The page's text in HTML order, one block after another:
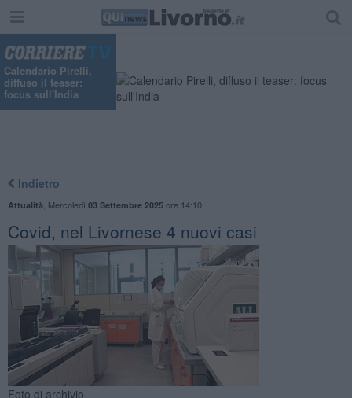
Calendario Pirelli,
diffuso il teaser:
focus sull'India
Indietro
Attualità Mercoledì 03 Settembre 2025ore 14:10
Covid, nel Livornese 4 nuovi casi
Foto di archivio